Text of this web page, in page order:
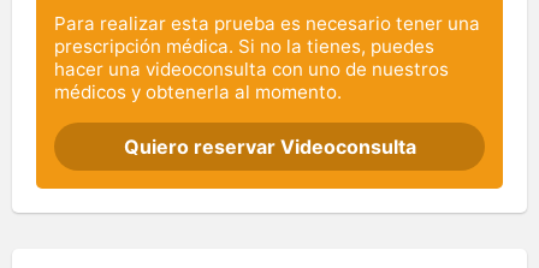
Para realizar esta prueba es necesario tener una
prescripción médica. Si no la tienes, puedes
hacer una videoconsulta con uno de nuestros
médicos y obtenerla al momento.
Quiero reservar Videoconsulta